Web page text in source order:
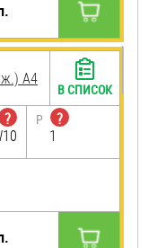
A4
?
P
?
1
В СПИСОК